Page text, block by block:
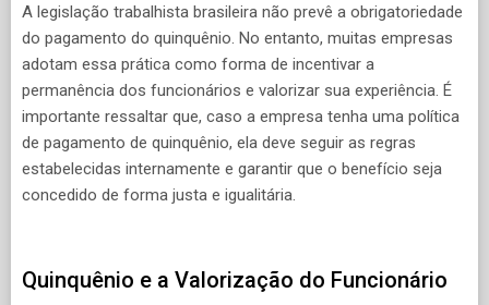
A legislação trabalhista brasileira não prevê a obrigatoriedade
do pagamento do quinquênio. No entanto, muitas empresas
adotam essa prática como forma de incentivar a
permanência dos funcionários e valorizar sua experiência. É
importante ressaltar que, caso a empresa tenha uma política
de pagamento de quinquênio, ela deve seguir as regras
estabelecidas internamente e garantir que o benefício seja
concedido de forma justa e igualitária.
Quinquênio e a Valorização do Funcionário